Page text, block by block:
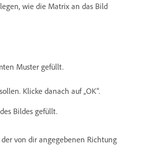
wie die Matrix an das Bild
Muster gefüllt.
Klicke danach auf „OK“.
Bildes gefüllt.
von dir angegebenen Richtung